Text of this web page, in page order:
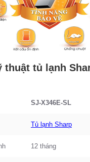
thuật tủ lạnh
SJ-X346E-SL
Tủ lạnh Sharp
12 tháng